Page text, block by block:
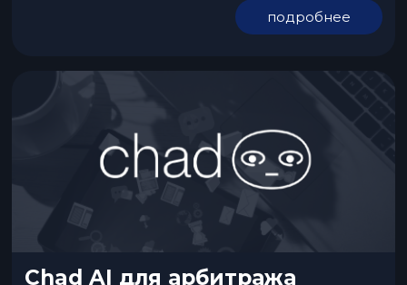
роликов, рекламных креативов, подкастов, обучающих
видео и других форматов, где важен уникальный звук. В
подробнее
Chad AI для арбитража